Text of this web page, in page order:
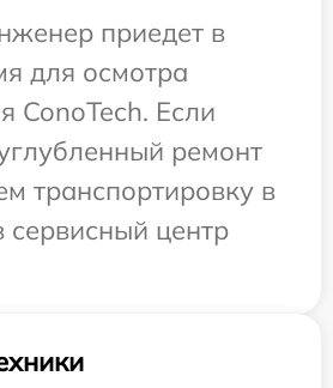
приедет в
для осмотра
ConoTech. Если
ремонт
транспортировку в
сервисный центр